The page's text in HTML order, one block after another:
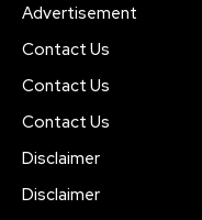
Advertisement
Contact Us
Contact Us
Contact Us
Disclaimer
Disclaimer